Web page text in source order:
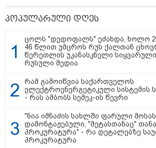
14:14 / 06-08-2026
"მეც ერთ-ერთი მათგანი
ლიფტში გაიჭედა" - ლევან
პოპულარული დღეს
ცოლს "დედოფალს" ეძახდა, ხოლო
46 წლით უმცროს რუს ქალთან
წერეთლის უკანასკნელი
რუსული მედია
რამ გამოიწვია საქართველოს
ელექტროენერგეტიკული სისტემის
- რას ამბობს სემეკ-ის წევრი
"ნია იმნაძის სახლში ფარული
დამონტაჟებული, "მეტასთანაც"
პროკურატურა" - რა დეტალებზე
პროკურატურა